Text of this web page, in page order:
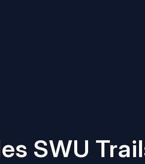
SWU